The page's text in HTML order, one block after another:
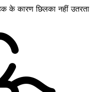
के कारण छिलका नहीं उतरता